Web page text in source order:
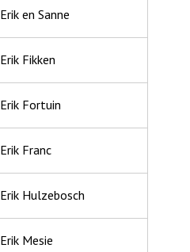
Erik en Sanne
Erik Fikken
Erik Fortuin
Erik Franc
Erik Hulzebosch
Erik Mesie